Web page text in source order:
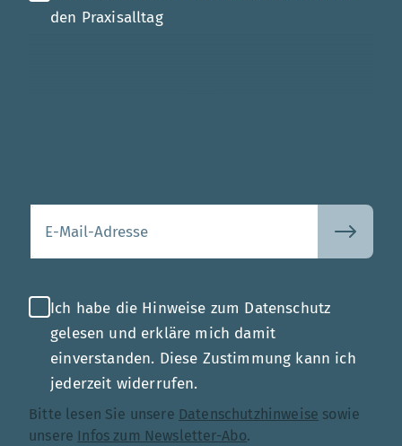
den Praxisalltag
Ich habe die Hinweise zum Datenschutz
gelesen und erkläre mich damit
einverstanden. Diese Zustimmung kann ich
jederzeit widerrufen.
Bitte lesen Sie unsere Datenschutzhinweise sowie
unsere Infos zum Newsletter-Abo.